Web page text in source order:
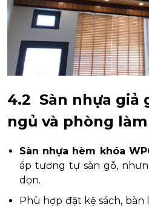
4.2 Sàn nhựa giả
ngủ và phòng
Sàn nhựa hèm khóa
áp tương tự sàn gỗ,
dọn.
Phù hợp đặt kệ sách, bàn